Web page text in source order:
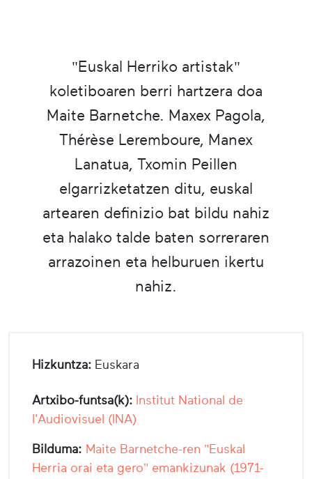
"Euskal Herriko artistak"
koletiboaren berri hartzera doa
Maite Barnetche. Maxex Pagola,
Thérèse Leremboure, Manex
Lanatua, Txomin Peillen
elgarrizketatzen ditu, euskal
artearen definizio bat bildu nahiz
eta halako talde baten sorreraren
arrazoinen eta helburuen ikertu
nahiz.
Hizkuntza: Euskara
Artxibo-funtsa(k): Institut National de
l'Audiovisuel (INA)
Bilduma: Maite Barnetche-ren "Euskal
Herria orai eta gero" emankizunak (1971-